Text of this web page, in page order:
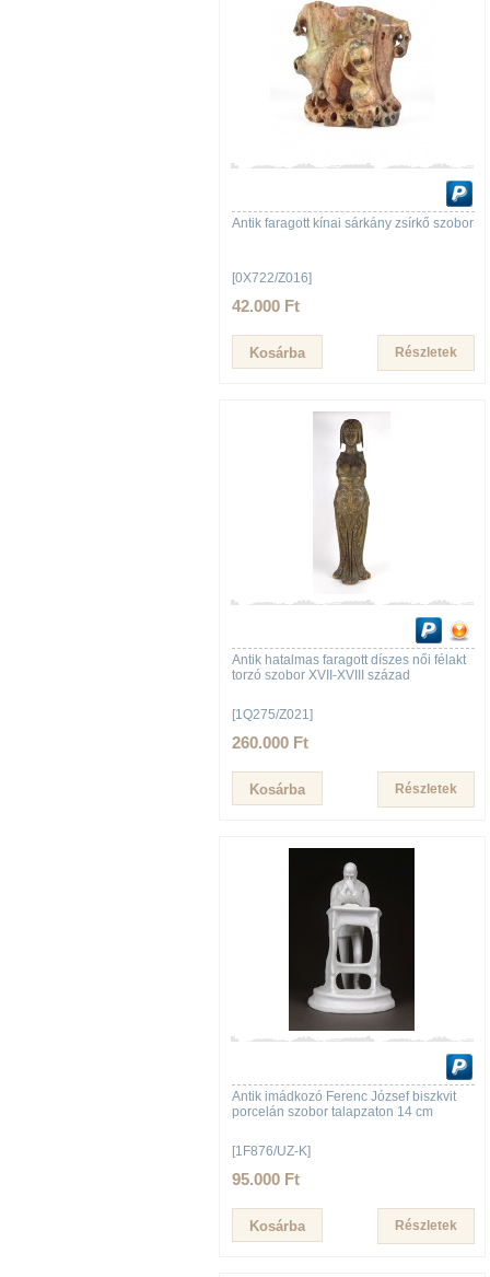
Antik faragott kínai sárkány zsírkő szobor
[0X722/Z016]
42.000 Ft
Részletek
Antik hatalmas faragott díszes női félakt
torzó szobor XVII-XVIII század
[1Q275/Z021]
260.000 Ft
Részletek
Antik imádkozó Ferenc József biszkvit
porcelán szobor talapzaton 14 cm
[1F876/UZ-K]
95.000 Ft
Részletek